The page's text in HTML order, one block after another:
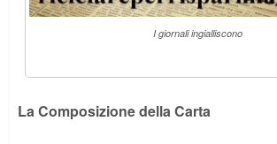
I giornali ingialliscono
La Composizione della Carta